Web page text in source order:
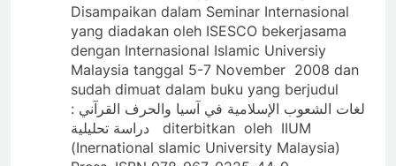
Disampaikan dalam Seminar Internasional
yang diadakan oleh ISESCO bekerjasama
dengan Internasional Islamic Universiy
Malaysia tanggal 5-7 November 2008 dan
sudah dimuat dalam buku yang berjudul
لغات الشعوب الإسلامية في آسيا والحرف القرآني :
دراسة تحليلية diterbitkan oleh IIUM
(Inernational slamic University Malaysia)